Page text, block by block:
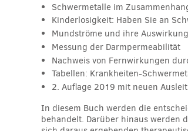
Schwermetalle im
Kinderlosigkeit: Haben Sie an
Mundströme und ihre
Messung der Darmpermeabilität
Nachweis von Fernwirkungen
Tabellen: Krankheiten-
2. Auflage 2019 mit neuen
In diesem Buch werden die
behandelt. Darüber hinaus werden